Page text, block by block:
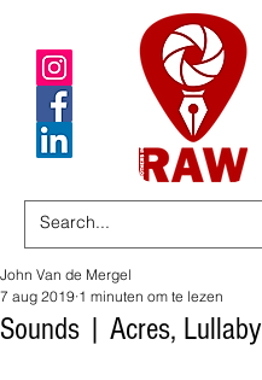
Sounds | Acres, Lullaby
John Van de Mergel
7 aug 2019 1 minuten om te lezen